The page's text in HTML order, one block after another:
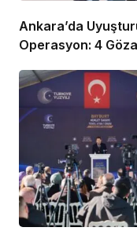
Ankara’da
Operasyon: 4